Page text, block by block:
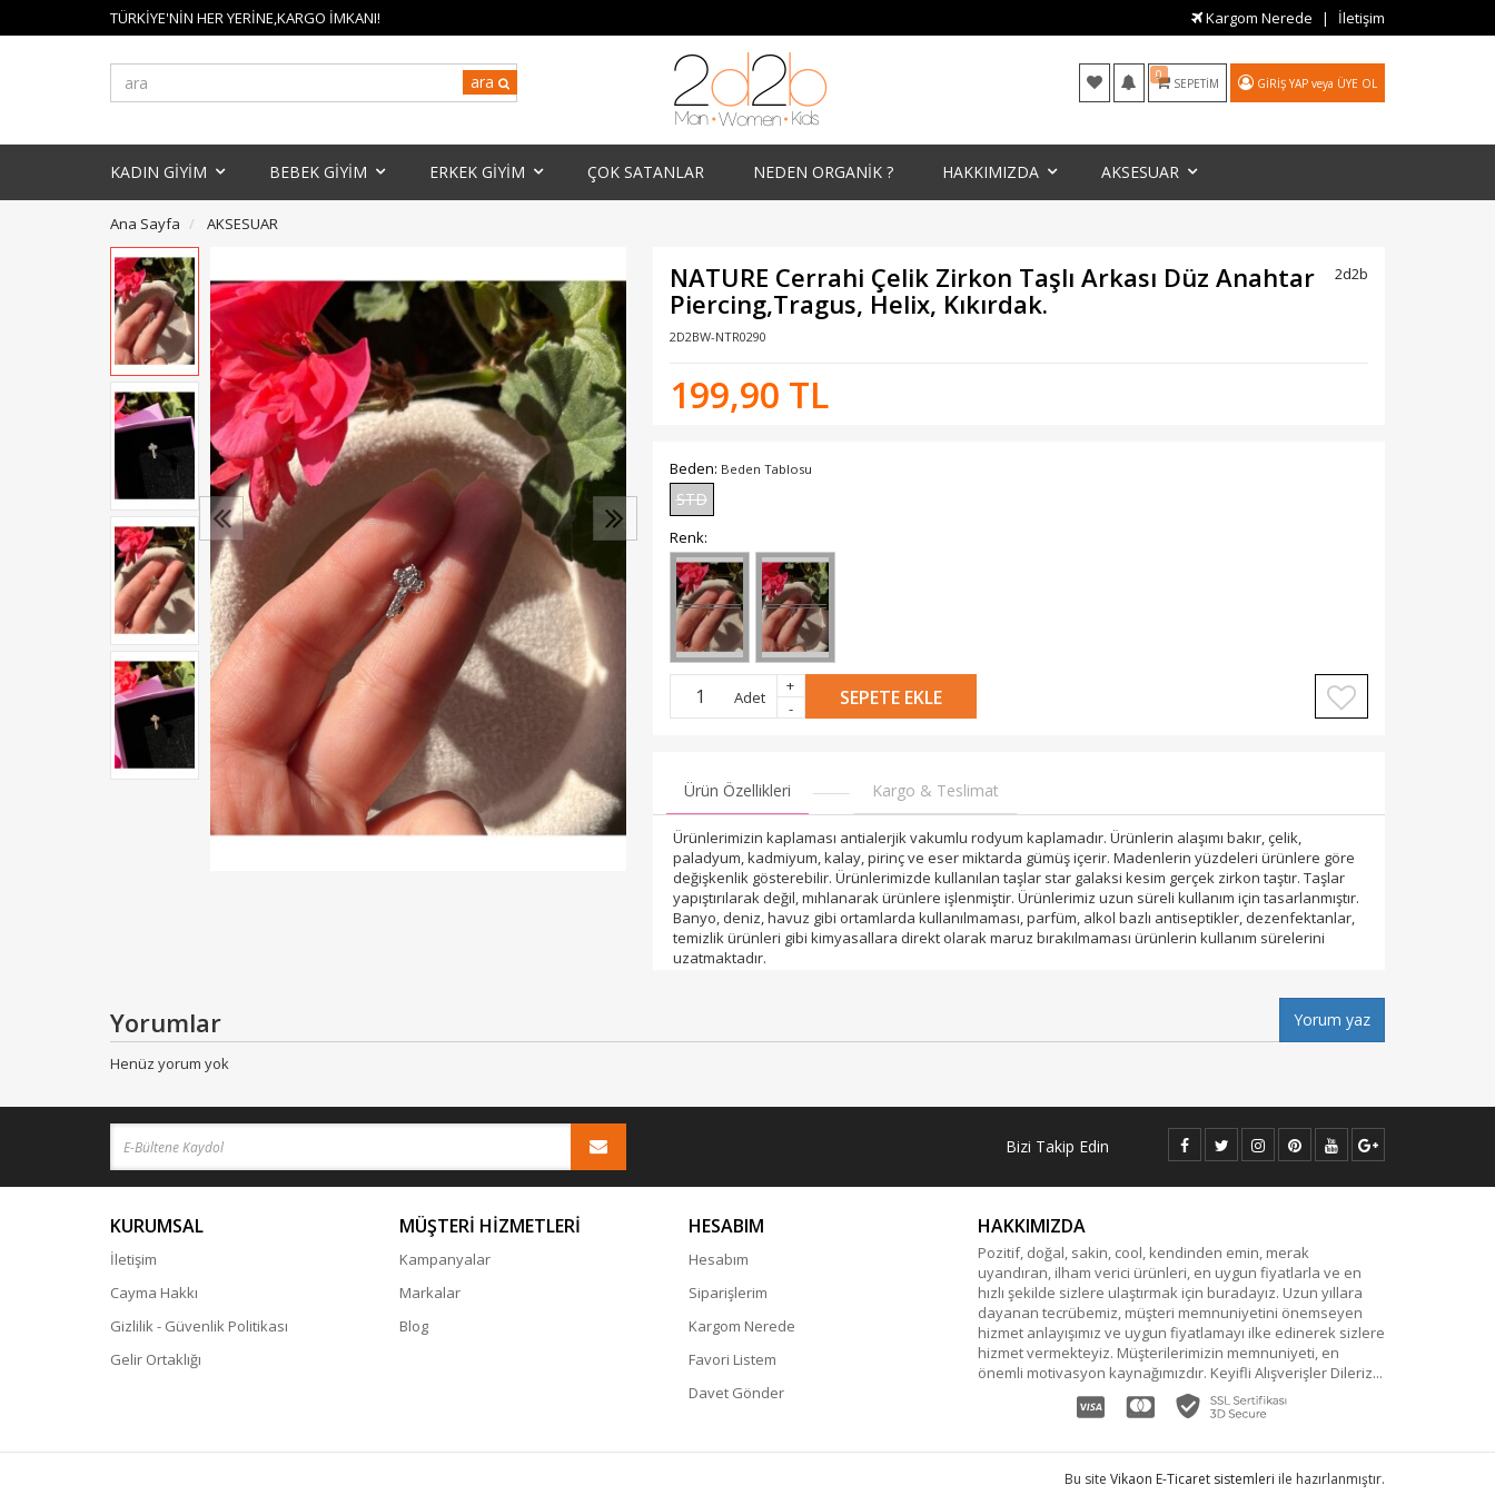
TÜRKİYE'NİN HER YERİNE,KARGO İMKANI! Kargom Nerede İletişim
ara 0
SEPETIM GIRIŞ YAP veya ÜYE OL
KADIN GİYİM BEBEK GİYİM ERKEK GİYİM ÇOK SATANLAR NEDEN ORGANİK ? HAKKIMIZDA AKSESUAR
Ana Sayfa AKSESUAR
2d2b
NATURE Cerrahi Çelik Zirkon Taşlı Arkası Düz Anahtar
Piercing,Tragus, Helix, Kıkırdak.
2D2BW-NTR0290
199,90 TL
Beden: Beden Tablosu
STD
Renk:
Adet
+
-
SEPETE EKLE
Ürün Özellikleri Kargo & Teslimat
Ürünlerimizin kaplaması antialerjik vakumlu rodyum kaplamadır. Ürünlerin alaşımı bakır, çelik,
paladyum, kadmiyum, kalay, pirinç ve eser miktarda gümüş içerir. Madenlerin yüzdeleri ürünlere göre
değişkenlik gösterebilir. Ürünlerimizde kullanılan taşlar star galaksi kesim gerçek zirkon taştır. Taşlar
yapıştırılarak değil, mıhlanarak ürünlere işlenmiştir. Ürünlerimiz uzun süreli kullanım için tasarlanmıştır.
Banyo, deniz, havuz gibi ortamlarda kullanılmaması, parfüm, alkol bazlı antiseptikler, dezenfektanlar,
temizlik ürünleri gibi kimyasallara direkt olarak maruz bırakılmaması ürünlerin kullanım sürelerini
uzatmaktadır.
Yorumlar Yorum yaz
Henüz yorum yok
Bizi Takip Edin
KURUMSAL
İletişim
Cayma Hakkı
Gizlilik - Güvenlik Politikası
Gelir Ortaklığı
MÜŞTERİ HİZMETLERİ
Kampanyalar
Markalar
Blog
HESABIM
Hesabım
Siparişlerim
Kargom Nerede
Favori Listem
Davet Gönder
HAKKIMIZDA
Pozitif, doğal, sakin, cool, kendinden emin, merak
uyandıran, ilham verici ürünleri, en uygun fiyatlarla ve en
hızlı şekilde sizlere ulaştırmak için buradayız. Uzun yıllara
dayanan tecrübemiz, müşteri memnuniyetini önemseyen
hizmet anlayışımız ve uygun fiyatlamayı ilke edinerek sizlere
hizmet vermekteyiz. Müşterilerimizin memnuniyeti, en
önemli motivasyon kaynağımızdır. Keyifli Alışverişler Dileriz...
Bu site Vikaon E-Ticaret sistemleri ile hazırlanmıştır.